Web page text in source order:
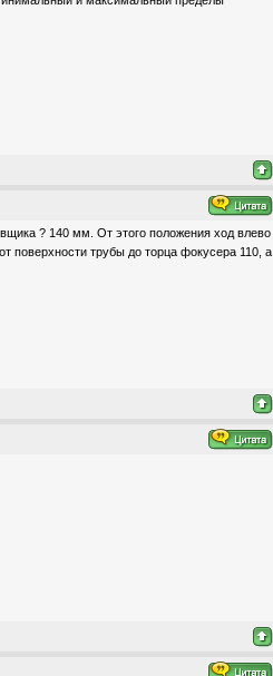
? 140 мм. От этого положения ход влево
поверхности трубы до торца фокусера 110, а